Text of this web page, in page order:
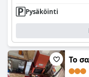
Pysäköinti
Το